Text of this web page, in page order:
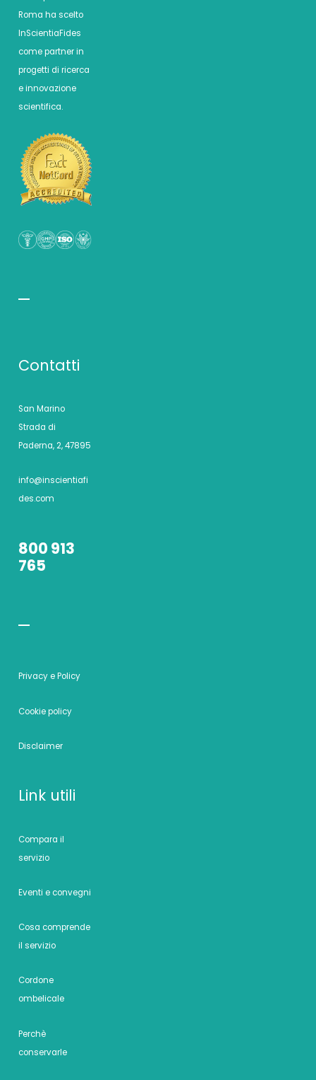
Roma ha scelto
InScientiaFides
come partner in
progetti di ricerca
e innovazione
scientifica.
Contatti
San Marino
Strada di
Paderna, 2, 47895
info@inscientiafi
des.com
800 913
765
Privacy e Policy
Cookie policy
Disclaimer
Link utili
Compara il
servizio
Eventi e convegni
Cosa comprende
il servizio
Cordone
ombelicale
Perchè
conservarle